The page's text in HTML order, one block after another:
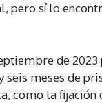
pero sí lo
de
seis meses de
como la